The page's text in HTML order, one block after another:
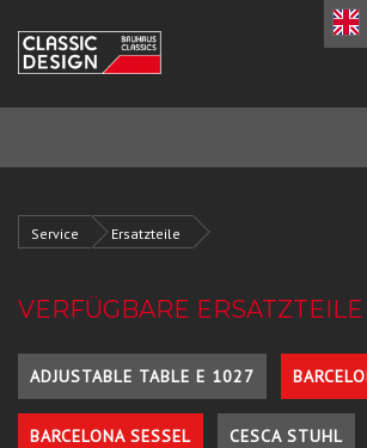
Service Ersatzteile
VERFÜGBARE ERSATZTEILE
ADJUSTABLE TABLE E 1027
BARCELONA SESSEL CESCA STUHL